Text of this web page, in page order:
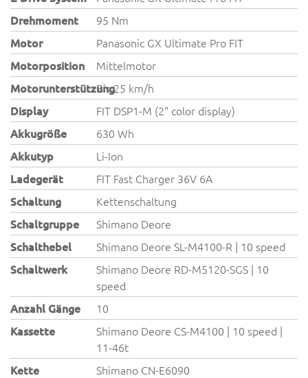
Drehmoment
95 Nm
Motor
Panasonic GX Ultimate Pro FIT
Motorposition
Mittelmotor
MotorunterstützungBis 25 km/h
Display
FIT DSP1-M (2" color display)
Akkugröße
630 Wh
Akkutyp
Li-Ion
Ladegerät
FIT Fast Charger 36V 6A
Schaltung
Kettenschaltung
Schaltgruppe
Shimano Deore
Schalthebel
Shimano Deore SL-M4100-R | 10 speed
Schaltwerk
Shimano Deore RD-M5120-SGS | 10
speed
Anzahl Gänge
10
Kassette
Shimano Deore CS-M4100 | 10 speed |
11-46t
Kette
Shimano CN-E6090